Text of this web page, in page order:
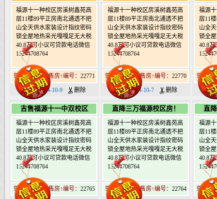
福源十一种校区房溪树鑫苑高
层11楼89平正房南北通透不把
山全天供水家装设计指纹密码
锁全屋地热采光嘎嘎足无大税
40.8万可小议可贷款电话微信
15244708764
肇东北19道街售房↑编号： 22771
日期：2024-10-9 删除
福源十一种校区房溪树鑫苑高
层11楼89平正房南北通透不把
山全天供水家装设计指纹密码
锁全屋地热采光嘎嘎足无大税
40.8万可小议可贷款电话微信
15244708764
肇东北19道街售房↑编号： 22770
日期：2024-10-7 删除
福源
层11
山全
锁全
40.8
肇东北
日
吉售福源十一中双校区
福源十一种校区房溪树鑫苑高
层11楼89平正房南北通透不把
山全天供水家装设计指纹密码
锁全屋地热采光嘎嘎足无大税
40.8万可小议可贷款电话微信
15244708764
肇东北19道街售房↑编号： 22765
直降三万福源校区房！
福源十一种校区房溪树鑫苑高
层11楼89平正房南北通透不把
山全天供水家装设计指纹密码
锁全屋地热采光嘎嘎足无大税
40.8万可小议可贷款电话微信
15244708764
肇东北19道街售房↑编号： 22764
直
福源
层11
山全
锁全
40.8
肇东北